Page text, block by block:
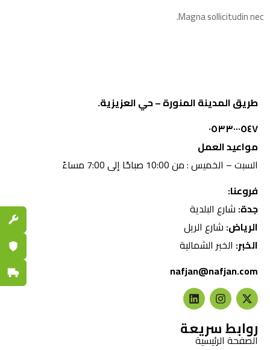
Magna sollicitudin nec.
طريق المدينة المنورة – حي العزيزية.
٠٥٣٣٠٠٠٥٤٧
مواعيد العمل
السبت – الخميس : من 10:00 صباحًا إلى 7:00 مساءً
فروعنا:
جدة: شارع البلدية
الرياض: شارع الريل
الخبر: الخبر الشمالية
nafjan@nafjan.com
روابط سريعة
الصفحة الرئيسية
قطع
ضمان